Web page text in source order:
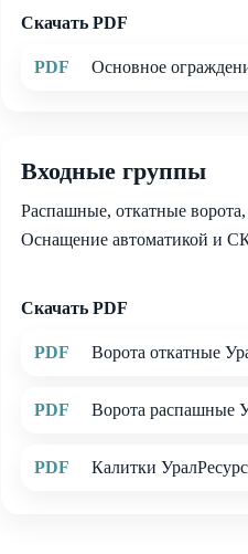
Скачать PDF
PDF Основное
Входные группы
Распашные, откатные
Оснащение автоматикой и
Скачать PDF
PDF Ворота откатные
PDF Ворота распашные
PDF Калитки